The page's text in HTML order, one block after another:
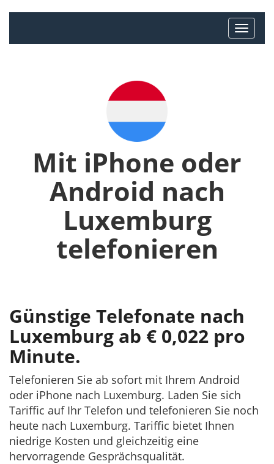
Mit iPhone oder
Android nach
Luxemburg
telefonieren
Günstige Telefonate nach
Luxemburg ab € 0,022 pro
Minute.
Telefonieren Sie ab sofort mit Ihrem Android
oder iPhone nach Luxemburg. Laden Sie sich
Tariffic auf Ihr Telefon und telefonieren Sie noch
heute nach Luxemburg. Tariffic bietet Ihnen
niedrige Kosten und gleichzeitig eine
hervorragende Gesprächsqualität.